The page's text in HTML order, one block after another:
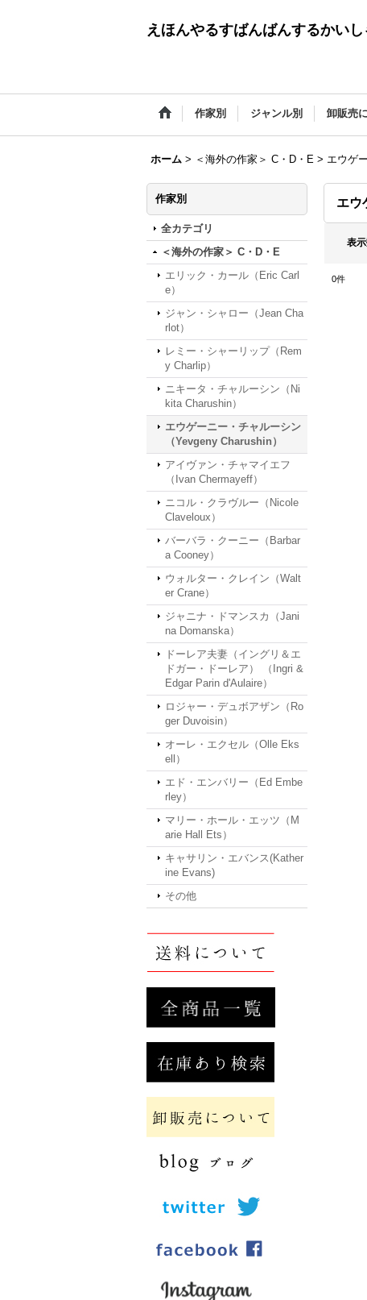
えほんやるすばんばんするかいし
作家別 ジャンル別 卸販売
ホーム > ＜海外の作家＞ C・D・E > エウゲ
作家別
全カテゴリ
＜海外の作家＞ C・D・E
エリック・カール（Eric Carl
e）
ジャン・シャロー（Jean Cha
rlot）
レミー・シャーリップ（Rem
y Charlip）
ニキータ・チャルーシン（Ni
kita Charushin）
エウゲーニー・チャルーシン
（Yevgeny Charushin）
アイヴァン・チャマイエフ
（Ivan Chermayeff）
ニコル・クラヴルー（Nicole
Claveloux）
バーバラ・クーニー（Barbar
a Cooney）
ウォルター・クレイン（Walt
er Crane）
ジャニナ・ドマンスカ（Jani
na Domanska）
ドーレア夫妻（イングリ＆エ
ドガー・ドーレア） （Ingri &
Edgar Parin d'Aulaire）
ロジャー・デュボアザン（Ro
ger Duvoisin）
オーレ・エクセル（Olle Eks
ell）
エド・エンバリー（Ed Embe
rley）
マリー・ホール・エッツ（M
arie Hall Ets）
キャサリン・エバンス(Kather
ine Evans)
その他
エウ
表
0件